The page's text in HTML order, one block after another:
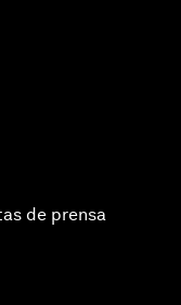
de prensa